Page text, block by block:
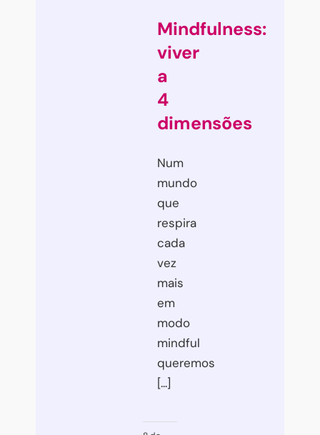
Mindfulness:
viver
a
4
dimensões
Num
mundo
que
respira
cada
vez
mais
em
modo
mindful
queremos
[...]